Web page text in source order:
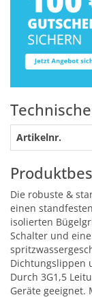
Artikelnr.
Die robuste &
einen
isolierten
Schalter und
Dichtungslippen
Durch 3G1,5
Geräte geeignet.